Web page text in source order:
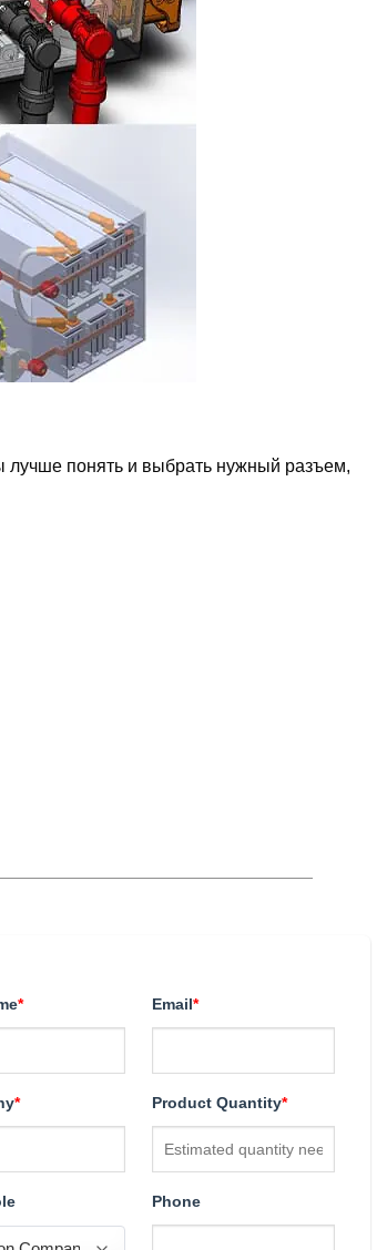
лучше понять и выбрать нужный разъем,
* Email*
* Product Quantity*
Phone